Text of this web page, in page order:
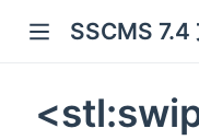
SSCMS 7.4